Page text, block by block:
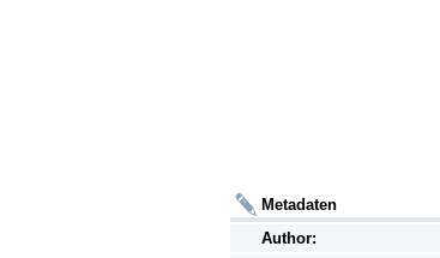
Metadaten
Author: